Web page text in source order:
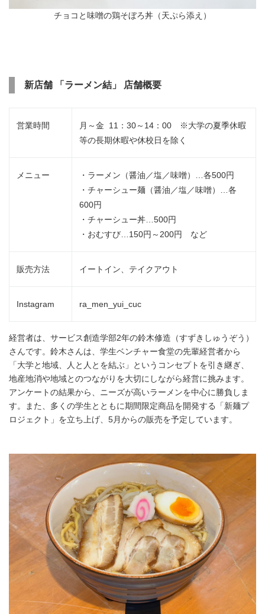
チョコと味噌の鶏そぼろ丼（天ぷら添え）
新店舗 「ラーメン結」 店舗概要
営業時間
月～金 11：30～14：00 ※大学の夏季休暇
等の長期休暇や休校日を除く
メニュー
・ラーメン（醤油／塩／味噌）…各500円
・チャーシュー麺（醤油／塩／味噌）…各
600円
・チャーシュー丼…500円
・おむすび…150円～200円 など
販売方法 イートイン、テイクアウト
Instagram ra_men_yui_cuc
経営者は、サービス創造学部2年の鈴木修造（すずきしゅうぞう）
さんです。鈴木さんは、学生ベンチャー食堂の先輩経営者から
「大学と地域、人と人とを結ぶ」というコンセプトを引き継ぎ、
地産地消や地域とのつながりを大切にしながら経営に挑みます。
アンケートの結果から、ニーズが高いラーメンを中心に勝負しま
す。また、多くの学生とともに期間限定商品を開発する「新麺プ
ロジェクト」を立ち上げ、5月からの販売を予定しています。